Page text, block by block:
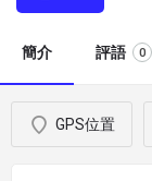
簡介 評語 0
GPS位置